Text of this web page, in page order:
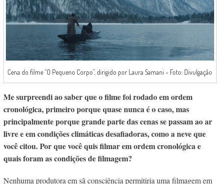
Cena do filme “O Pequeno Corpo”, dirigido por Laura Samani – Foto: Divulgação
Me surpreendi ao saber que o filme foi rodado em ordem
cronológica, primeiro porque quase nunca é o caso, mas
principalmente porque grande parte das cenas se passam ao ar
livre e em condições climáticas desafiadoras, como a neve que
você citou. Por que você quis filmar em ordem cronológica e
quais foram as condições de filmagem?
Nenhuma produtora em sã consciência permitiria uma filmagem em